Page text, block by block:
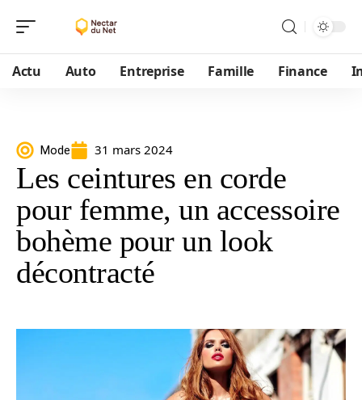
Actu Auto Entreprise Famille Finance
Mode 31 mars 2024
Les ceintures en corde
pour femme, un accessoire
bohème pour un look
décontracté